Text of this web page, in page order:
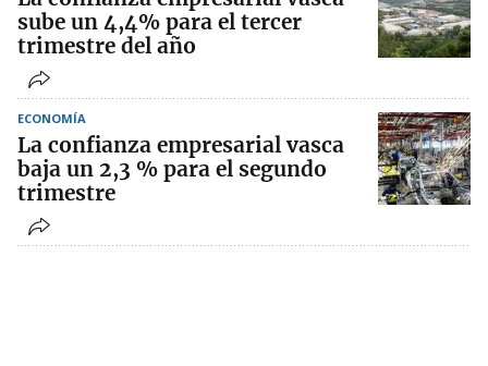
sube un 4,4% para el tercer
trimestre del año
ECONOMÍA
La confianza empresarial vasca
baja un 2,3 % para el segundo
trimestre